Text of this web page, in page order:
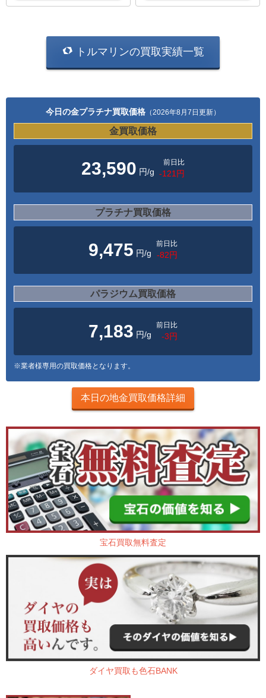
トルマリンの買取実績一覧
今日の金プラチナ買取価格 （2026年8月7日更新）
金買取価格
23,590 円/g
前日比
-121円
プラチナ買取価格
9,475 円/g
前日比
-82円
パラジウム買取価格
7,183 円/g
前日比
-3円
※業者様専用の買取価格となります。
本日の地金買取価格詳細
宝石買取無料査定
ダイヤ買取も色石BANK